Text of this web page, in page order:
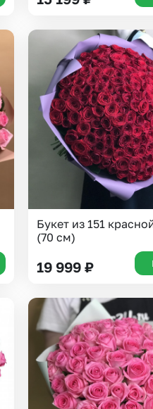
Букет из 151
(70 см)
19 999 ₽